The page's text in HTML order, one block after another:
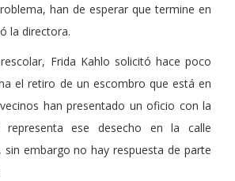
han de esperar que termine en
la directora.
Frida Kahlo solicitó hace poco
el retiro de un escombro que está en
han presentado un oficio con la
ese desecho en la calle
sin embargo no hay respuesta de parte